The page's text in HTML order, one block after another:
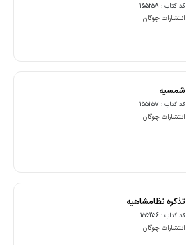
کد کتاب : 155258
انتشارات چوگان
شمسیه
کد کتاب : 155257
انتشارات چوگان
تذکره نظامشاهیه
کد کتاب : 155256
انتشارات چوگان